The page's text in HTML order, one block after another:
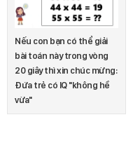
Nếu con bạn có thể giải
bài toán này trong vòng
20 giây thì xin chúc mừng:
Đứa trẻ có IQ "không hề
vừa"